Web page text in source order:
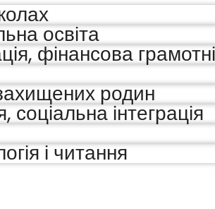
освіта
фінансова
родин
соціальна інтеграція
і читання